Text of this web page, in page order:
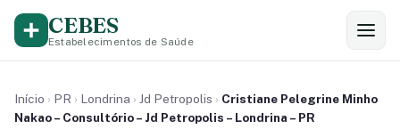
CEBES
Estabelecimentos de Saúde
Início › PR › Londrina › Jd Petropolis › Cristiane Pelegrine Minho
Nakao – Consultório – Jd Petropolis – Londrina – PR